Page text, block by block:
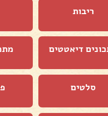
ריבות
דיאטטים
סלטים